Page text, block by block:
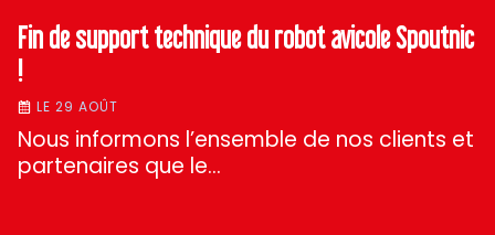
Fin de support technique du robot avicole Spoutnic
!
LE 29 AOÛT
Nous informons l’ensemble de nos clients et
partenaires que le…